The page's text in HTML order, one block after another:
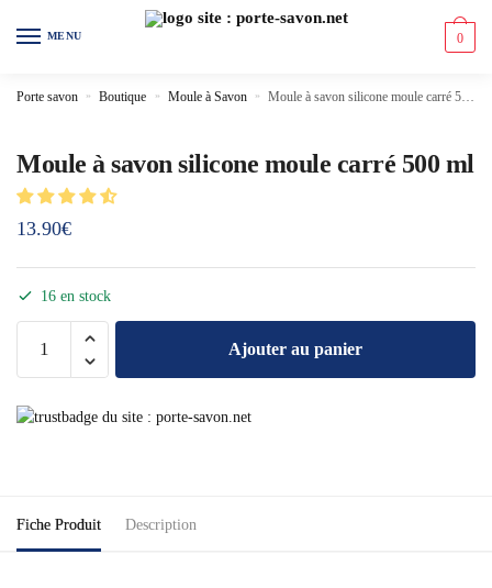
MENU 0
Porte savon » Boutique » Moule à Savon » Moule à savon silicone moule carré 500 ml
Moule à savon silicone moule carré 500 ml
13.90€
16 en stock
Ajouter au panier
Fiche Produit Description